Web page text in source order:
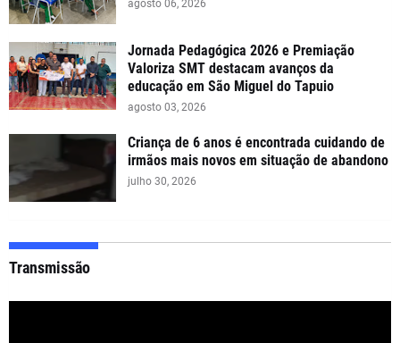
agosto 06, 2026
Jornada Pedagógica 2026 e Premiação
Valoriza SMT destacam avanços da
educação em São Miguel do Tapuio
agosto 03, 2026
Criança de 6 anos é encontrada cuidando de
irmãos mais novos em situação de abandono
julho 30, 2026
Transmissão